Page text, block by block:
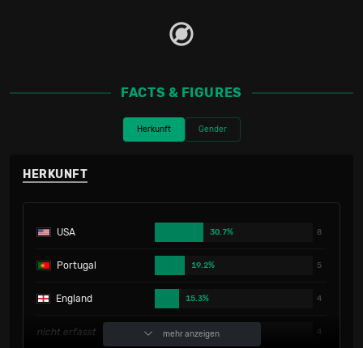
FACTS & FIGURES
Herkunft Gender
HERKUNFT
USA 30.7% 8
Portugal 19.2% 5
England 15.3% 4
nicht erfasst 15.3% 4
mehr anzeigen